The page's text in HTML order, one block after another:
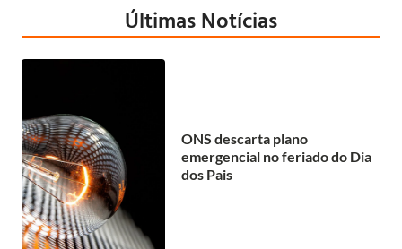
Últimas Notícias
ONS descarta plano
emergencial no feriado do Dia
dos Pais